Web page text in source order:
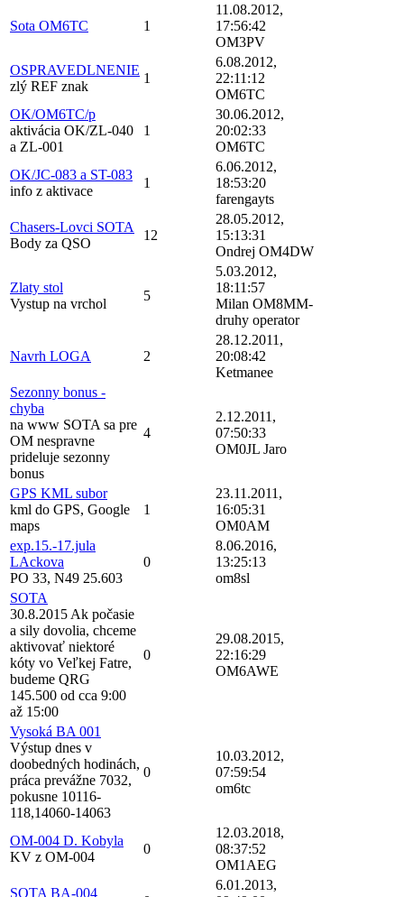
Sota OM6TC 1
11.08.2012,
17:56:42
OM3PV
OSPRAVEDLNENIE
zlý REF znak
1
6.08.2012,
22:11:12
OM6TC
OK/OM6TC/p
aktivácia OK/ZL-040
a ZL-001
1
30.06.2012,
20:02:33
OM6TC
OK/JC-083 a ST-083
info z aktivace
1
6.06.2012,
18:53:20
farengayts
Chasers-Lovci SOTA
Body za QSO
12
28.05.2012,
15:13:31
Ondrej OM4DW
Zlaty stol
Vystup na vrchol
5
5.03.2012,
18:11:57
Milan OM8MM-
druhy operator
Navrh LOGA 2
28.12.2011,
20:08:42
Ketmanee
Sezonny bonus -
chyba
na www SOTA sa pre
OM nespravne
prideluje sezonny
bonus
4
2.12.2011,
07:50:33
OM0JL Jaro
GPS KML subor
kml do GPS, Google
maps
1
23.11.2011,
16:05:31
OM0AM
exp.15.-17.jula
LAckova
PO 33, N49 25.603
0
8.06.2016,
13:25:13
om8sl
SOTA
30.8.2015 Ak počasie
a sily dovolia, chceme
aktivovať niektoré
kóty vo Veľkej Fatre,
budeme QRG
145.500 od cca 9:00
až 15:00
0
29.08.2015,
22:16:29
OM6AWE
Vysoká BA 001
Výstup dnes v
doobedných hodinách,
práca prevážne 7032,
pokusne 10116-
118,14060-14063
0
10.03.2012,
07:59:54
om6tc
OM-004 D. Kobyla
KV z OM-004
0
12.03.2018,
08:37:52
OM1AEG
SOTA BA-004
6.01.2013,